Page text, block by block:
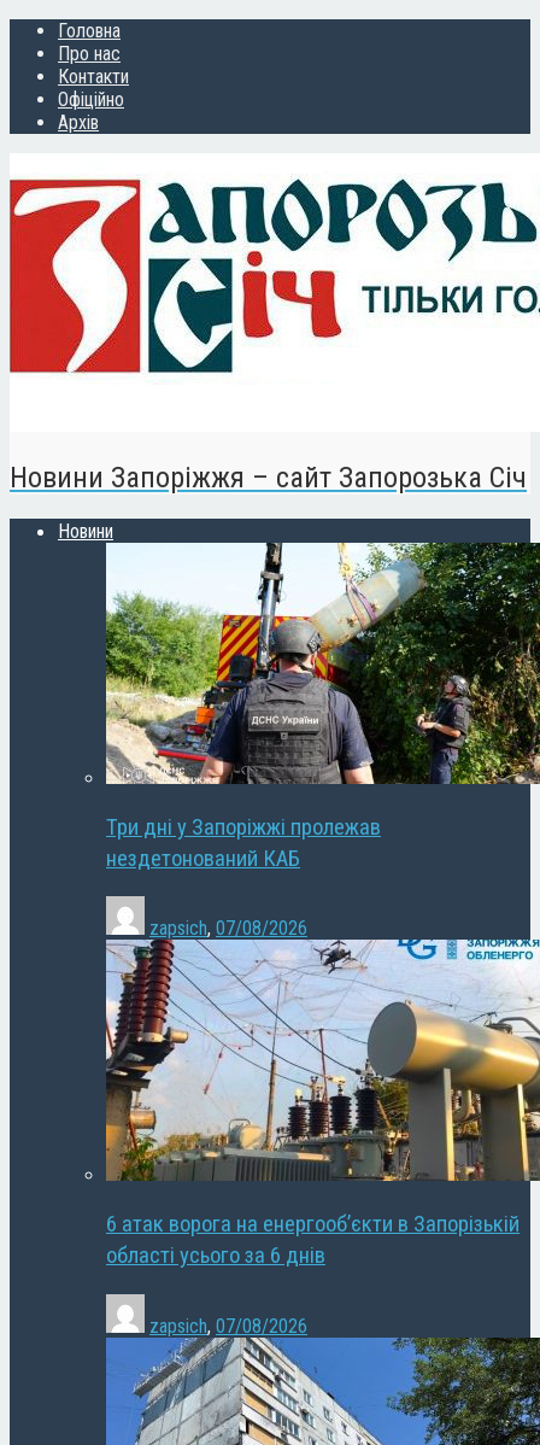
Головна
Про нас
Контакти
Офіційно
Архів
Новини Запоріжжя – сайт Запорозька Січ
Новини
Три дні у Запоріжжі пролежав
нездетонований КАБ
zapsich, 07/08/2026
6 атак ворога на енергооб’єкти в Запорізькій
області усього за 6 днів
zapsich, 07/08/2026